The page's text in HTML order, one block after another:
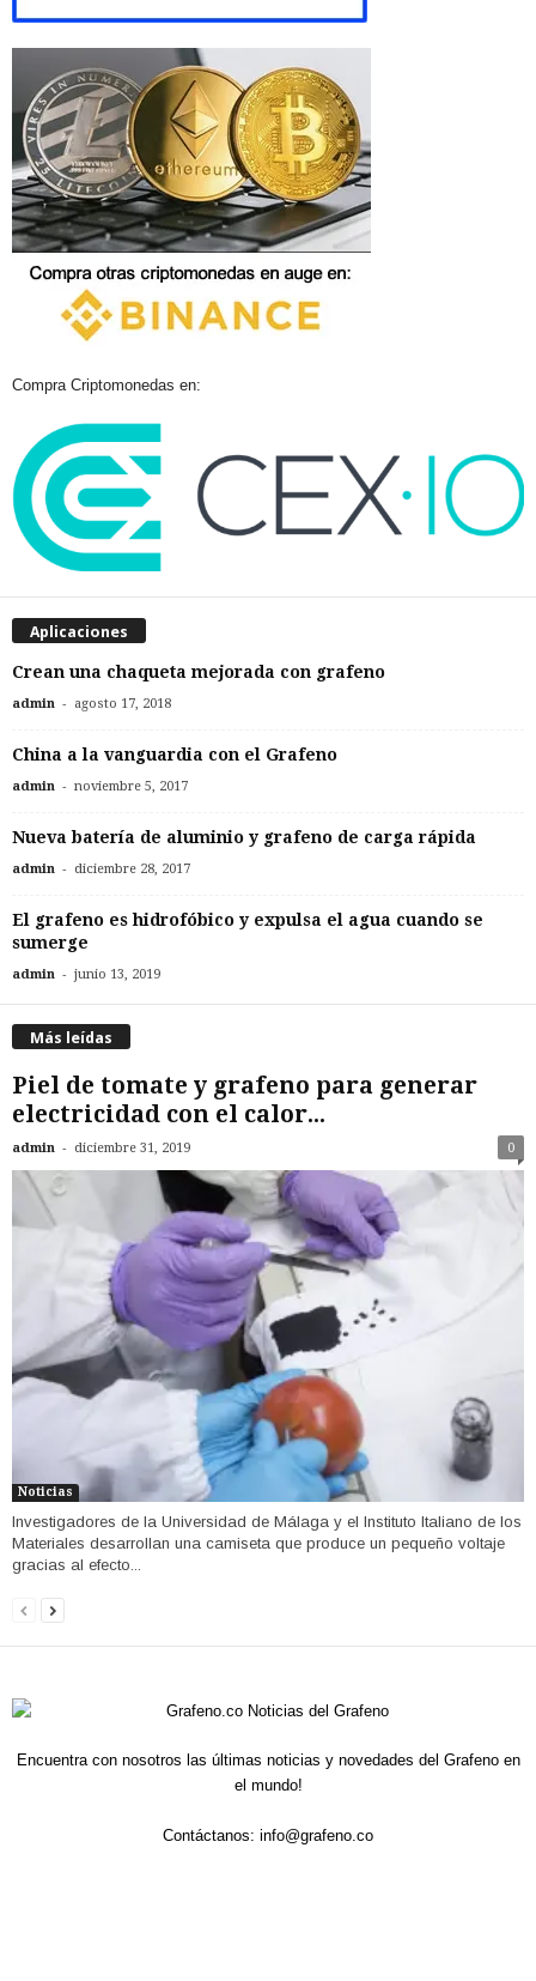
Compra Criptomonedas en:
Aplicaciones
Crean una chaqueta mejorada con grafeno
admin - agosto 17, 2018
China a la vanguardia con el Grafeno
admin - noviembre 5, 2017
Nueva batería de aluminio y grafeno de carga rápida
admin - diciembre 28, 2017
El grafeno es hidrofóbico y expulsa el agua cuando se
sumerge
admin - junio 13, 2019
Más leídas
Piel de tomate y grafeno para generar
electricidad con el calor...
admin - diciembre 31, 2019 0
Noticias
Investigadores de la Universidad de Málaga y el Instituto Italiano de los
Materiales desarrollan una camiseta que produce un pequeño voltaje
gracias al efecto...
Encuentra con nosotros las últimas noticias y novedades del Grafeno en
el mundo!
Contáctanos: info@grafeno.co